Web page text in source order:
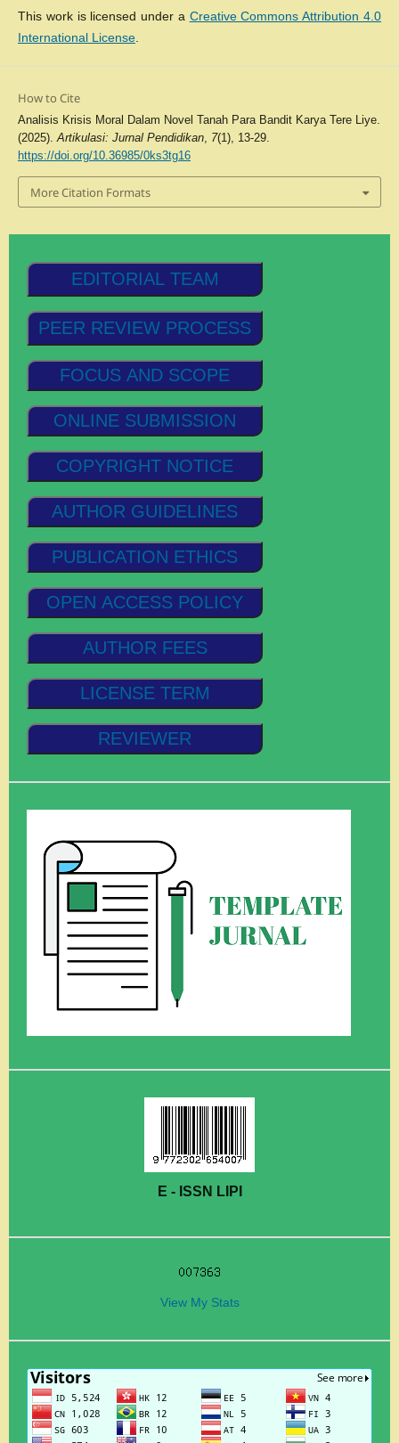
This work is licensed under a Creative Commons Attribution 4.0
International License.
How to Cite
Analisis Krisis Moral Dalam Novel Tanah Para Bandit Karya Tere Liye.
(2025).Artikulasi: Jurnal Pendidikan, 7(1), 13-29.
https://doi.org/10.36985/0ks3tg16
More Citation Formats
EDITORIAL TEAM
PEER REVIEW PROCESS
FOCUS AND SCOPE
ONLINE SUBMISSION
COPYRIGHT NOTICE
AUTHOR GUIDELINES
PUBLICATION ETHICS
OPEN ACCESS POLICY
AUTHOR FEES
LICENSE TERM
REVIEWER
E - ISSN LIPI
View My Stats